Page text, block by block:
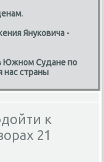
.
Януковича -
Южном Судане по
нас страны
к
21